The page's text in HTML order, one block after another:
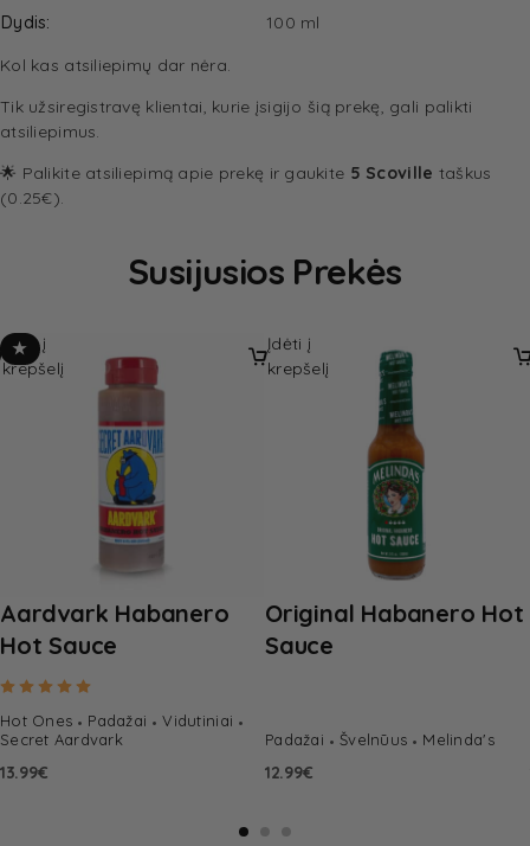
Dydis
100 ml
Kol kas atsiliepimų dar nėra.
Tik užsiregistravę klientai, kurie įsigijo šią prekę, gali palikti
atsiliepimus.
🌟 Palikite atsiliepimą apie prekę ir gaukite 5 Scoville taškus
(0.25€).
Susijusios Prekės
★
Aardvark Habanero
Hot Sauce
Hot Ones Padažai
Vidutiniai
Secret Aardvark
13.99€
Įdėti į
krepšelį
Original Habanero Hot
Sauce
Padažai Švelnūus Melinda's
12.99€
Įdėti į
krepšelį